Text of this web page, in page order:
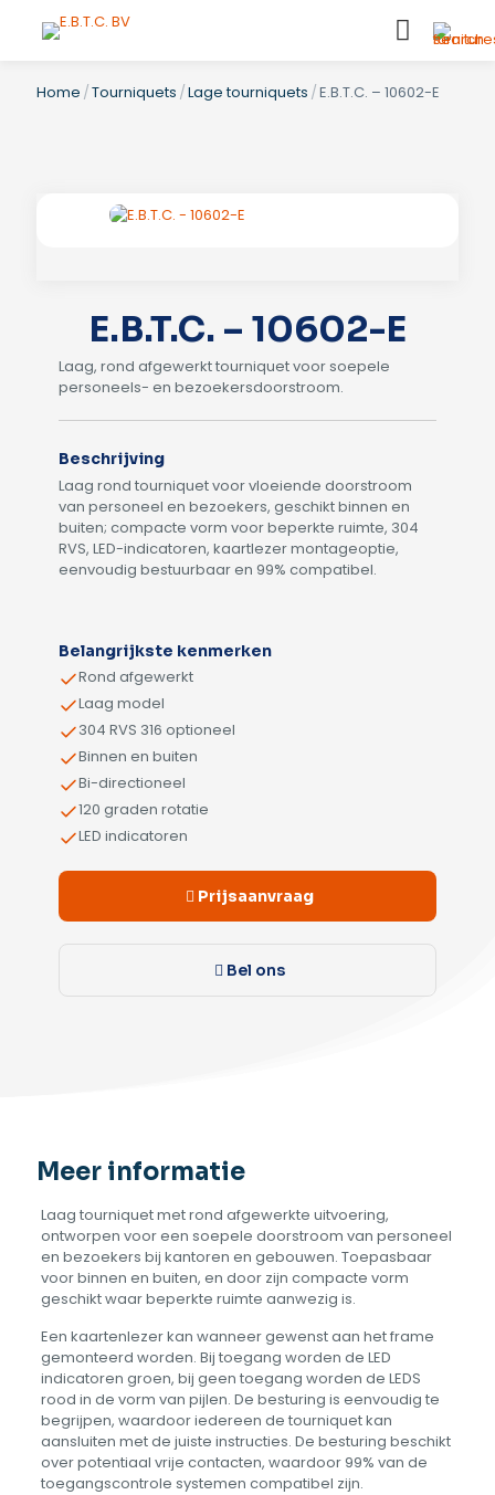
Home /Tourniquets /Lage tourniquets /E.B.T.C. – 10602-E
E.B.T.C. – 10602-E
Laag, rond afgewerkt tourniquet voor soepele
personeels- en bezoekersdoorstroom.
Beschrijving
Laag rond tourniquet voor vloeiende doorstroom
van personeel en bezoekers, geschikt binnen en
buiten; compacte vorm voor beperkte ruimte, 304
RVS, LED-indicatoren, kaartlezer montageoptie,
eenvoudig bestuurbaar en 99% compatibel.
Belangrijkste kenmerken
Rond afgewerkt
Laag model
304 RVS 316 optioneel
Binnen en buiten
Bi-directioneel
120 graden rotatie
LED indicatoren
Prijsaanvraag
Bel ons
Meer informatie
Laag tourniquet met rond afgewerkte uitvoering,
ontworpen voor een soepele doorstroom van personeel
en bezoekers bij kantoren en gebouwen. Toepasbaar
voor binnen en buiten, en door zijn compacte vorm
geschikt waar beperkte ruimte aanwezig is.
Een kaartenlezer kan wanneer gewenst aan het frame
gemonteerd worden. Bij toegang worden de LED
indicatoren groen, bij geen toegang worden de LEDS
rood in de vorm van pijlen. De besturing is eenvoudig te
begrijpen, waardoor iedereen de tourniquet kan
aansluiten met de juiste instructies. De besturing beschikt
over potentiaal vrije contacten, waardoor 99% van de
toegangscontrole systemen compatibel zijn.